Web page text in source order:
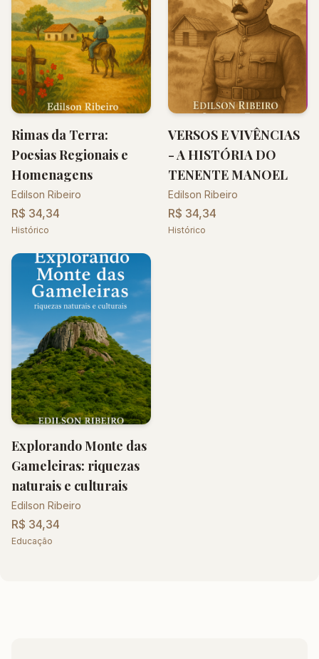
Rimas da Terra:
Poesias Regionais e
Homenagens
Edilson Ribeiro
R$ 34,34
Histórico
VERSOS E VIVÊNCIAS
- A HISTÓRIA DO
TENENTE MANOEL
Edilson Ribeiro
R$ 34,34
Histórico
Explorando Monte das
Gameleiras: riquezas
naturais e culturais
Edilson Ribeiro
R$ 34,34
Educação